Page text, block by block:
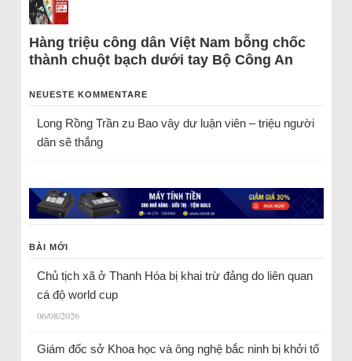
Hàng triệu công dân Việt Nam bỗng chốc
thành chuột bạch dưới tay Bộ Công An
NEUESTE KOMMENTARE
Long Rồng Trầnzu Bao vây dư luận viên – triệu người
dân sẽ thắng
BÀI MỚI
Chủ tịch xã ở Thanh Hóa bị khai trừ đảng do liên quan
cá độ world cup
06/08/2026
Giám đốc sở Khoa học và ông nghệ bắc ninh bị khởi tố